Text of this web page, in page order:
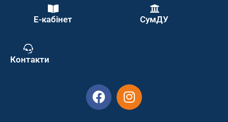
Е-кабінет СумДУ
Контакти